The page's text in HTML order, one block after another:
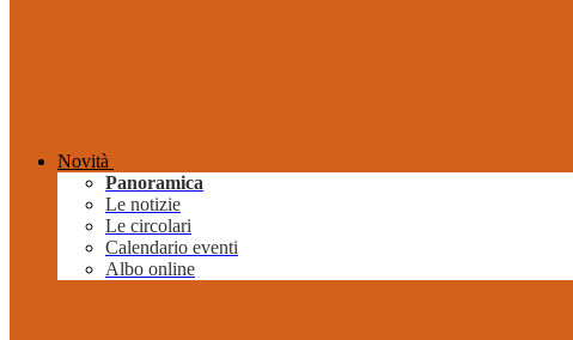
Novità
Panoramica
Le notizie
Le circolari
Calendario eventi
Albo online